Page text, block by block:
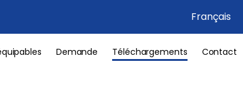
Français
Demande Téléchargements Contact